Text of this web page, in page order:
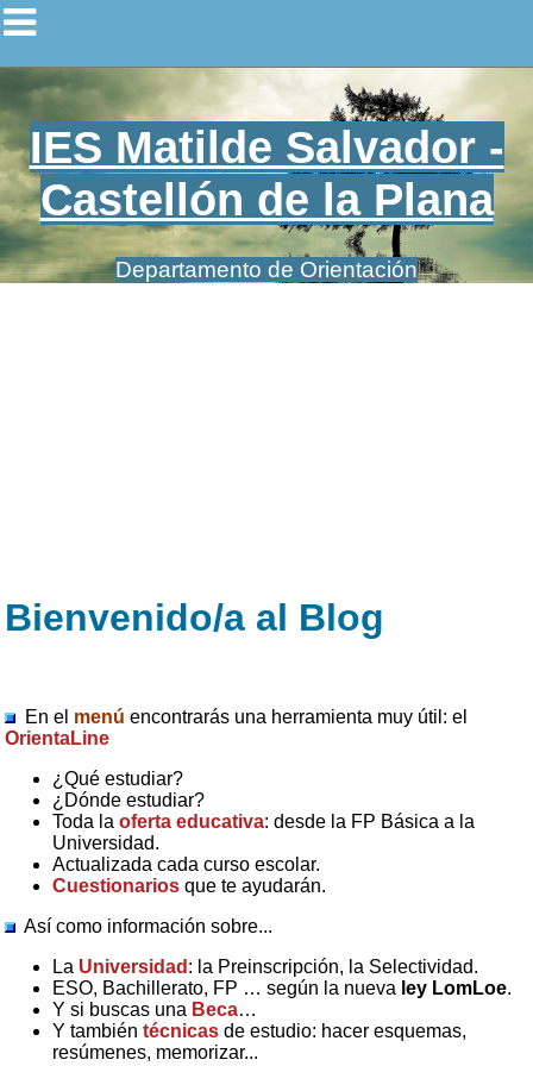
IES Matilde Salvador -
Castellón de la Plana
Departamento de Orientación
Bienvenido/a al Blog
En el menúencontrarás una herramienta muy útil: el
OrientaLine
¿Qué estudiar?
¿Dónde estudiar?
Toda laoferta educativa: desde la FP Básica a la
Universidad.
Actualizada cada curso escolar.
Cuestionariosque te ayudarán.
Así como información sobre...
La Universidad : la Preinscripción, la Selectividad.
ESO, Bachillerato, FP … según la nueva ley LomLoe.
Y si buscas una Beca…
Y tambiéntécnicasde estudio: hacer esquemas,
resúmenes, memorizar...